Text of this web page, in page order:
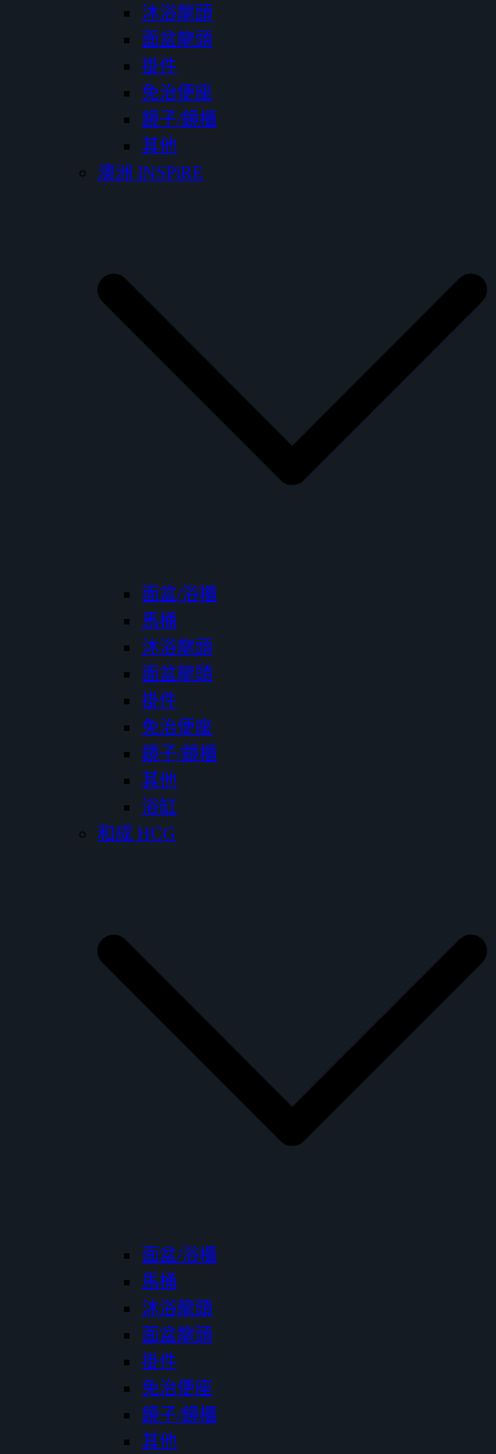
沐浴龍頭
面盆龍頭
掛件
免治便座
鏡子/鏡櫃
其他
澳洲 INSPiRE
面盆/浴櫃
馬桶
沐浴龍頭
面盆龍頭
掛件
免治便座
鏡子/鏡櫃
其他
浴缸
和成 HCG
面盆/浴櫃
馬桶
沐浴龍頭
面盆龍頭
掛件
免治便座
鏡子/鏡櫃
其他